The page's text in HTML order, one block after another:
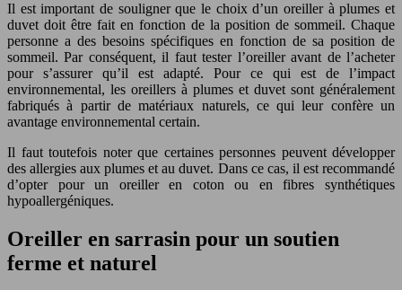
Il est important de souligner que le choix d’un oreiller à plumes et
duvet doit être fait en fonction de la position de sommeil. Chaque
personne a des besoins spécifiques en fonction de sa position de
sommeil. Par conséquent, il faut tester l’oreiller avant de l’acheter
pour s’assurer qu’il est adapté. Pour ce qui est de l’impact
environnemental, les oreillers à plumes et duvet sont généralement
fabriqués à partir de matériaux naturels, ce qui leur confère un
avantage environnemental certain.
Il faut toutefois noter que certaines personnes peuvent développer
des allergies aux plumes et au duvet. Dans ce cas, il est recommandé
d’opter pour un oreiller en coton ou en fibres synthétiques
hypoallergéniques.
Oreiller en sarrasin pour un soutien
ferme et naturel